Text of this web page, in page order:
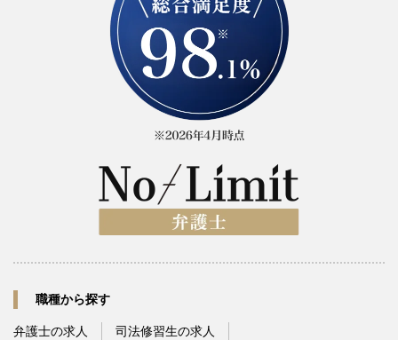
職種から探す
弁護士の求人 司法修習生の求人